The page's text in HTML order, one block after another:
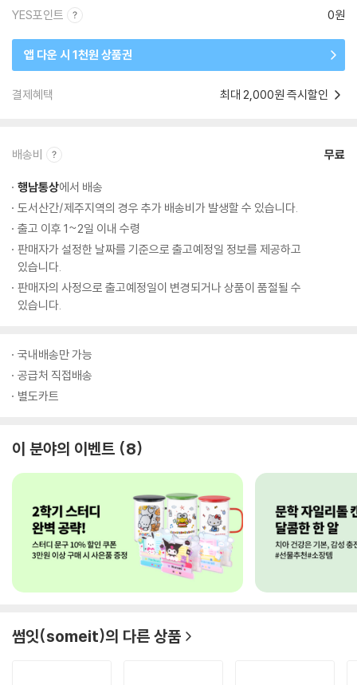
YES포인트 0원
앱 다운 시 1천원 상품권
결제혜택 최대 2,000원 즉시할인
배송비 무료
행남통상에서 배송
도서산간/제주지역의 경우 추가 배송비가 발생할 수 있습니다.
출고 이후 1~2일 이내 수령
판매자가 설정한 날짜를 기준으로 출고예정일 정보를 제공하고
있습니다.
판매자의 사정으로 출고예정일이 변경되거나 상품이 품절될 수
있습니다.
국내배송만 가능
공급처 직접배송
별도카트
이 분야의 이벤트 8
썸잇(someit)의 다른 상품